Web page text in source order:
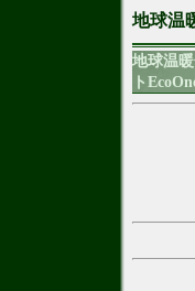
地球温
地球温
ト